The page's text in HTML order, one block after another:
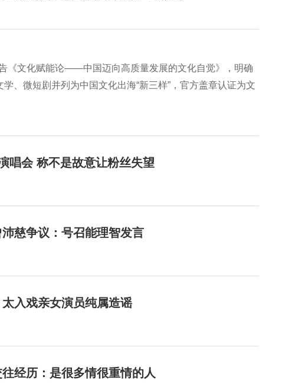
《文化赋能论——中国迈向高质量发展的文化自觉》，明确
、微短剧并列为中国文化出海“新三样”，官方盖章认证为文
唱会 称不是故意让粉丝失望
慈争议：号召能理智发言
入戏亲女演员纯属造谣
经历：是很多情很重情的人